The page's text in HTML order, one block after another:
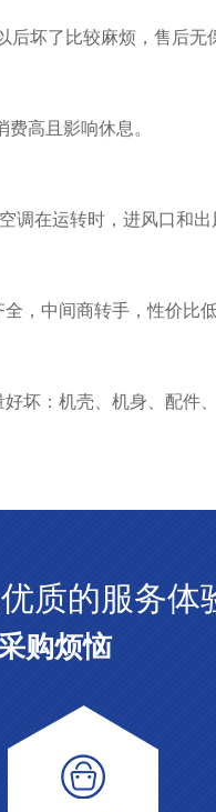
后坏了比较麻烦，售后无
高且影响休息。
调在运转时，进风口和
，中间商转手，性价比
坏：机壳、机身、配件
优质的服务体
购烦恼